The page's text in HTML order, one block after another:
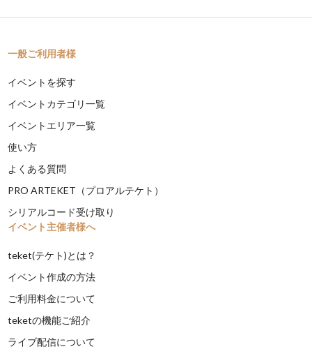
一般ご利用者様
イベントを探す
イベントカテゴリ一覧
イベントエリア一覧
使い方
よくある質問
PRO ARTEKET（プロアルテケト）
シリアルコード受け取り
イベント主催者様へ
teket(テケト)とは？
イベント作成の方法
ご利用料金について
teketの機能ご紹介
ライブ配信について